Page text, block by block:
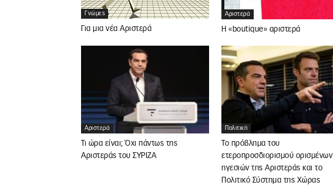
Γνώμες
Για μια νέα Αριστερά
Αριστερά
Η «boutique» αριστερά
Αριστερά
Τι ώρα είναι; Όχι πάντως της
Αριστεράς του ΣΥΡΙΖΑ
Πολιτική
Το πρόβλημα του
ετεροπροσδιορισμού ορισμένων
ηγεσιών της Αριστεράς και το
Πολιτικό Σύστημα της Χώρας